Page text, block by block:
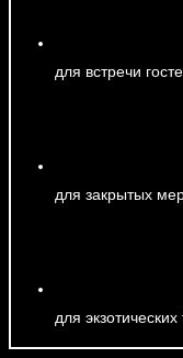
для встречи
для закрытых
для